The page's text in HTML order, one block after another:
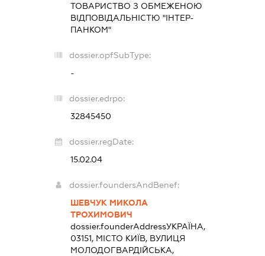
ТОВАРИСТВО З ОБМЕЖЕНОЮ
ВІДПОВІДАЛЬНІСТЮ "ІНТЕР-
ПАНКОМ"
dossier.opfSubType:
-
dossier.edrpo:
32845450
dossier.regDate:
15.02.04
dossier.foundersAndBenef:
ШЕВЧУК МИКОЛА
ТРОХИМОВИЧ
dossier.founderAddressУКРАЇНА,
03151, МІСТО КИЇВ, ВУЛИЦЯ
МОЛОДОГВАРДІЙСЬКА,